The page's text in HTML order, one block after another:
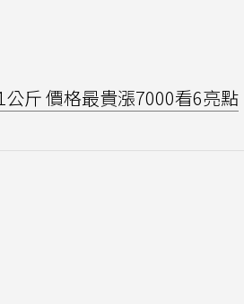
斤 價格最貴漲7000看6亮點